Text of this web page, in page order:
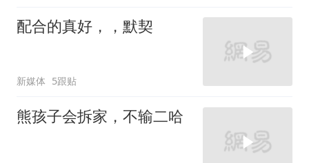
配合的真好，，默契
新媒体 5跟贴
熊孩子会拆家，不输二哈